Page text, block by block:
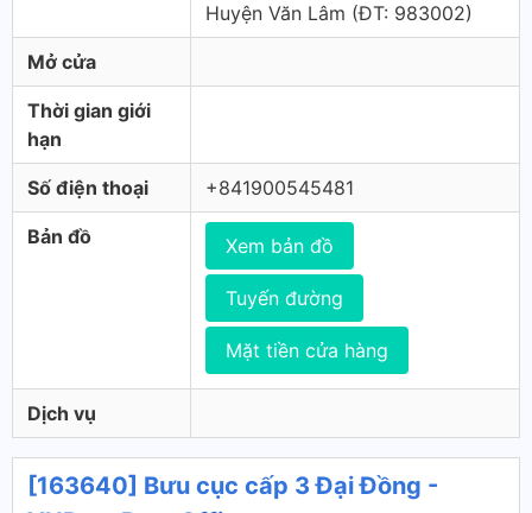
Huyện Văn Lâm (ÐT: 983002)
Mở cửa
Thời gian giới
hạn
Số điện thoại +841900545481
Bản đồ Xem bản đồ
Tuyến đường
Mặt tiền cửa hàng
Dịch vụ
[163640] Bưu cục cấp 3 Đại Đồng -